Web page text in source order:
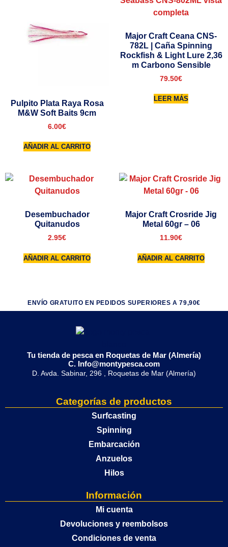
Pulpito Plata Raya Rosa
M&W Soft Baits 9cm
6.00€
AÑADIR AL CARRITO
Major Craft Ceana CNS-
782L | Caña Spinning
Rockfish & Light Lure 2,36
m Carbono Sensible
79.50€
LEER MÁS
Desembuchador
Quitanudos
2.95€
AÑADIR AL CARRITO
Major Craft Crosride Jig
Metal 60gr – 06
11.90€
AÑADIR AL CARRITO
ENVÍO GRATUITO EN PEDIDOS SUPERIORES A 79,90€
Tu tienda de pesca en Roquetas de Mar (Almería)
C. Info@montypesca.com
D. Avda. Sabinar, 296 , Roquetas de Mar (Almería)
Categorías de productos
Surfcasting
Spinning
Embarcación
Anzuelos
Hilos
Información
Mi cuenta
Devoluciones y reembolsos
Condiciones de venta